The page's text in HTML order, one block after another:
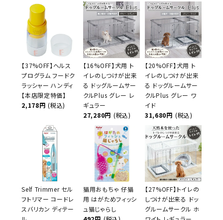
【37%OFF】ヘルス
プログラム フードク
ラッシャー ハンディ
【本店限定特価】
2,178円 (税込)
【16%OFF】犬用 ト
イレのしつけが出来
る ドッグルームサー
クルPlus グレー レ
ギュラー
27,280円 (税込)
【20%OFF】犬用 ト
イレのしつけが出来
る ドッグルームサー
クルPlus グレー ワ
イド
31,680円 (税込)
Self Trimmer セル
フトリマー コードレ
スバリカン ディテー
猫用おもちゃ 仔猫
用 はがためフィッシ
ュ猫じゃらし
【27%OFF】トイレの
しつけが出来る ドッ
グルームサークル ホ